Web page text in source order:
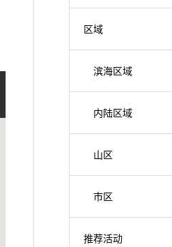
区域
滨海区域
内陆区域
山区
市区
推荐活动